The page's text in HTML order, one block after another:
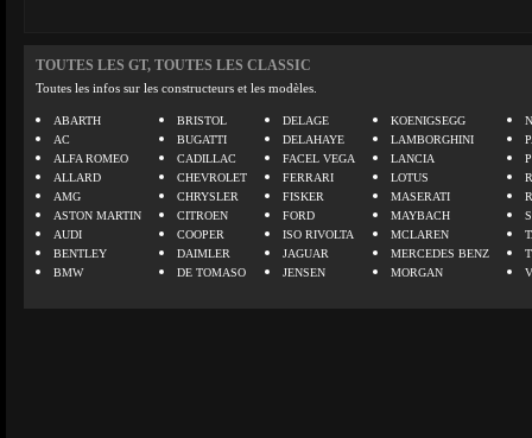
TOUTES LES GT, TOUTES LES CLASSIC
Toutes les infos sur les constructeurs et les modèles.
ABARTH
AC
ALFA ROMEO
ALLARD
AMG
ASTON MARTIN
AUDI
BENTLEY
BMW
BRISTOL
BUGATTI
CADILLAC
CHEVROLET
CHRYSLER
CITROEN
COOPER
DAIMLER
DE TOMASO
DELAGE
DELAHAYE
FACEL VEGA
FERRARI
FISKER
FORD
ISO RIVOLTA
JAGUAR
JENSEN
KOENIGSEGG
LAMBORGHINI
LANCIA
LOTUS
MASERATI
MAYBACH
MCLAREN
MERCEDES BENZ
MORGAN